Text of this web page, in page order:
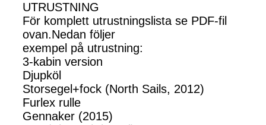
UTRUSTNING
För komplett utrustningslista se PDF-fil
ovan.Nedan följer
exempel på utrustning:
3-kabin version
Djupköl
Storsegel+fock (North Sails, 2012)
Furlex rulle
Gennaker (2015)